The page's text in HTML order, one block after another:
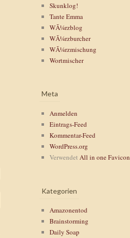
Skunklog!
Tante Emma
WÃ¼rzblog
WÃ¼rzburcher
WÃ¼rzmischung
Wortmischer
Meta
Anmelden
Eintrags-Feed
Kommentar-Feed
WordPress.org
Verwendet All in one Favicon
Kategorien
Amazonentod
Brainstorming
Daily Soap